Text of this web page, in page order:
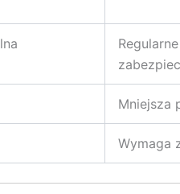
Mniejsza
Wymaga